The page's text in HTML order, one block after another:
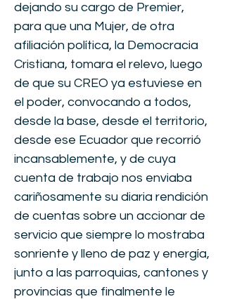
dejando su cargo de Premier,
para que una Mujer, de otra
afiliación política, la Democracia
Cristiana, tomara el relevo, luego
de que su CREO ya estuviese en
el poder, convocando a todos,
desde la base, desde el territorio,
desde ese Ecuador que recorrió
incansablemente, y de cuya
cuenta de trabajo nos enviaba
cariñosamente su diaria rendición
de cuentas sobre un accionar de
servicio que siempre lo mostraba
sonriente y lleno de paz y energía,
junto a las parroquias, cantones y
provincias que finalmente le